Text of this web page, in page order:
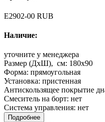
E2902-00 RUB
Наличие:
уточните у менеджера
Размер (ДхШ), см: 180x90
Форма: прямоугольная
Установка: пристенная
Антискользящее покрытие
Смеситель на борт: нет
Система управления: нет
Подробнее